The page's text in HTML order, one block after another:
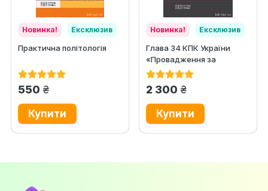
Новинка! Ексклюзив
Практична політологія
550 грн.
Новинка! Ексклюзив
Глава 34 КПК України
«Провадження за
нововиявленими або
2 300 грн.